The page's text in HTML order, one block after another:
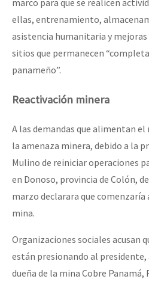
ellas, entrenamiento,
asistencia humanitaria y
sitios que permanecen
panameño”.
Reactivación minera
A las demandas que alimentan
la amenaza minera, debido a la
Mulino de reiniciar operaciones
en Donoso, provincia de Colón,
marzo declarara que
mina.
Organizaciones sociales acusan
están presionando al
dueña de la mina Cobre